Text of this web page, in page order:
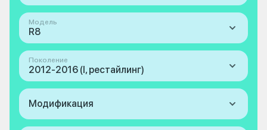
Модель
R8
Поколение
2012-2016 (I, рестайлинг)
Модификация